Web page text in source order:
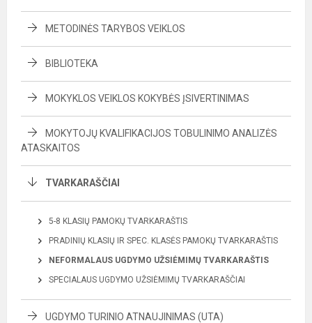
METODINĖS TARYBOS VEIKLOS
BIBLIOTEKA
MOKYKLOS VEIKLOS KOKYBĖS ĮSIVERTINIMAS
MOKYTOJŲ KVALIFIKACIJOS TOBULINIMO ANALIZĖS
ATASKAITOS
TVARKARAŠČIAI
5-8 KLASIŲ PAMOKŲ TVARKARAŠTIS
PRADINIŲ KLASIŲ IR SPEC. KLASĖS PAMOKŲ TVARKARAŠTIS
NEFORMALAUS UGDYMO UŽSIĖMIMŲ TVARKARAŠTIS
SPECIALAUS UGDYMO UŽSIĖMIMŲ TVARKARAŠČIAI
UGDYMO TURINIO ATNAUJINIMAS (UTA)